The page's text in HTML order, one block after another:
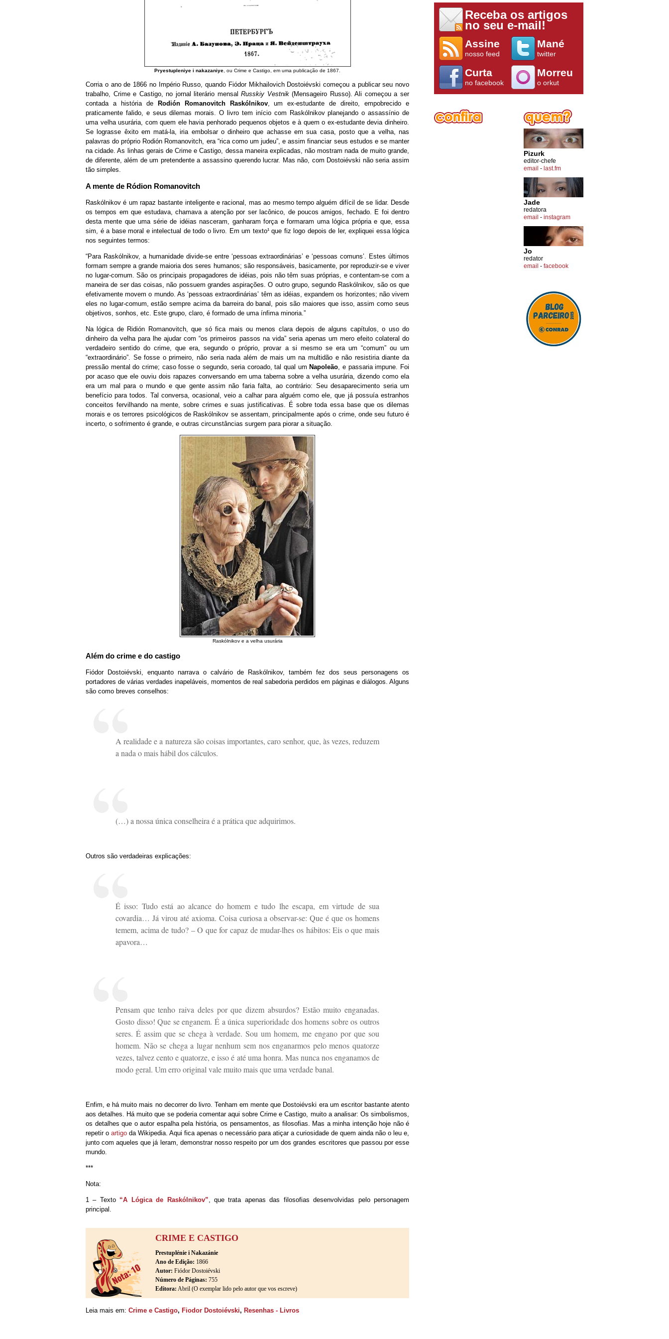
Pryestupleniye i nakazaniye , ou Crime e Castigo, em uma publicação de 1867.
Corria o ano de 1866 no Império Russo, quando Fiódor Mikhailovich Dostoiévski começou a publicar seu novo
trabalho, Crime e Castigo, no jornal literário mensalRusskiy Vestnik(Mensageiro Russo). Ali começou a ser
contada a história de
Rodión Romanovitch Raskólnikov, um ex-estudante de direito, empobrecido e
praticamente falido, e seus dilemas morais. O livro tem início com Raskólnikov planejando o assassínio de
uma velha usurária, com quem ele havia penhorado pequenos objetos e à quem o ex-estudante devia dinheiro.
Se lograsse êxito em matá-la, iria embolsar o dinheiro que achasse em sua casa, posto que a velha, nas
palavras do próprio Rodión Romanovitch, era “rica como um judeu”, e assim financiar seus estudos e se manter
na cidade. As linhas gerais de Crime e Castigo, dessa maneira explicadas, não mostram nada de muito grande,
de diferente, além de um pretendente a assassino querendo lucrar. Mas não, com Dostoiévski não seria assim
tão simples.
A mente de Ródion Romanovitch
Raskólnikov é um rapaz bastante inteligente e racional, mas ao mesmo tempo alguém difícil de se lidar. Desde
os tempos em que estudava, chamava a atenção por ser lacônico, de poucos amigos, fechado. E foi dentro
desta mente que uma série de idéias nasceram, ganharam força e formaram uma lógica própria e que, essa
sim, é a base moral e intelectual de todo o livro. Em um texto¹ que fiz logo depois de ler, expliquei essa lógica
nos seguintes termos:
“Para Raskólnikov, a humanidade divide-se entre ‘pessoas extraordinárias’ e ‘pessoas comuns’. Estes últimos
formam sempre a grande maioria dos seres humanos; são responsáveis, basicamente, por reproduzir-se e viver
no lugar-comum. São os principais propagadores de idéias, pois não têm suas próprias, e contentam-se com a
maneira de ser das coisas, não possuem grandes aspirações. O outro grupo, segundo Raskólnikov, são os que
efetivamente movem o mundo. As ‘pessoas extraordinárias’ têm as idéias, expandem os horizontes; não vivem
eles no lugar-comum, estão sempre acima da barreira do banal, pois são maiores que isso, assim como seus
objetivos, sonhos, etc. Este grupo, claro, é formado de uma ínfima minoria.”
Na lógica de Ridión Romanovitch, que só fica mais ou menos clara depois de alguns capítulos, o uso do
dinheiro da velha para lhe ajudar com “os primeiros passos na vida” seria apenas um mero efeito colateral do
verdadeiro sentido do crime, que era, segundo o próprio, provar a si mesmo se era um “comum” ou um
“extraordinário”. Se fosse o primeiro, não seria nada além de mais um na multidão e não resistiria diante da
pressão mental do crime; caso fosse o segundo, seria coroado, tal qual um Napoleão, e passaria impune. Foi
por acaso que ele ouviu dois rapazes conversando em uma taberna sobre a velha usurária, dizendo como ela
era um mal para o mundo e que gente assim não faria falta, ao contrário: Seu desaparecimento seria um
benefício para todos. Tal conversa, ocasional, veio a calhar para alguém como ele, que já possuía estranhos
conceitos fervilhando na mente, sobre crimes e suas justificativas. É sobre toda essa base que os dilemas
morais e os terrores psicológicos de Raskólnikov se assentam, principalmente após o crime, onde seu futuro é
incerto, o sofrimento é grande, e outras circunstâncias surgem para piorar a situação.
Raskólnikov e a velha usurária
Além do crime e do castigo
Fiódor Dostoiévski, enquanto narrava o calvário de Raskólnikov, também fez dos seus personagens os
portadores de várias verdades inapeláveis, momentos de real sabedoria perdidos em páginas e diálogos. Alguns
são como breves conselhos:
A realidade e a natureza são coisas importantes, caro senhor, que, às vezes, reduzem
a nada o mais hábil dos cálculos.
(…) a nossa única conselheira é a prática que adquirimos.
Outros são verdadeiras explicações:
É isso: Tudo está ao alcance do homem e tudo lhe escapa, em virtude de sua
covardia… Já virou até axioma. Coisa curiosa a observar-se: Que é que os homens
temem, acima de tudo? – O que for capaz de mudar-lhes os hábitos: Eis o que mais
apavora…
Pensam que tenho raiva deles por que dizem absurdos? Estão muito enganadas.
Gosto disso! Que se enganem. É a única superioridade dos homens sobre os outros
seres. É assim que se chega à verdade. Sou um homem, me engano por que sou
homem. Não se chega a lugar nenhum sem nos enganarmos pelo menos quatorze
vezes, talvez cento e quatorze, e isso é até uma honra. Mas nunca nos enganamos de
modo geral. Um erro original vale muito mais que uma verdade banal.
Enfim, e há muito mais no decorrer do livro. Tenham em mente que Dostoiévski era um escritor bastante atento
aos detalhes. Há muito que se poderia comentar aqui sobre Crime e Castigo, muito a analisar: Os simbolismos,
os detalhes que o autor espalha pela história, os pensamentos, as filosofias. Mas a minha intenção hoje não é
repetir o artigo da Wikipedia. Aqui fica apenas o necessário para atiçar a curiosidade de quem ainda não o leu e,
junto com aqueles que já leram, demonstrar nosso respeito por um dos grandes escritores que passou por esse
mundo.
***
Nota:
1 – Texto “A Lógica de Raskólnikov” , que trata apenas das filosofias desenvolvidas pelo personagem
principal.
CRIME E CASTIGO
Prestuplénie i Nakazánie
Ano de Edição: 1866
Autor: Fiódor Dostoiévski
Número de Páginas: 755
Editora: Abril (O exemplar lido pelo autor que vos escreve)
Leia mais em: Crime e Castigo, Fiodor Dostoiévski, Resenhas - Livros
Receba os artigos
no seu e-mail!
Assine
nosso feed
Mané
twitter
Curta
no facebook
Morreu
o orkut
Pizurk
editor-chefe
email - last.fm
Jade
redatora
email - instagram
Jo
redator
email - facebook